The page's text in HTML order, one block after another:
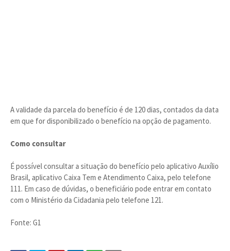
A validade da parcela do benefício é de 120 dias, contados da data
em que for disponibilizado o benefício na opção de pagamento.
Como consultar
É possível consultar a situação do benefício pelo aplicativo Auxílio
Brasil, aplicativo Caixa Tem e Atendimento Caixa, pelo telefone
111. Em caso de dúvidas, o beneficiário pode entrar em contato
com o Ministério da Cidadania pelo telefone 121.
Fonte: G1